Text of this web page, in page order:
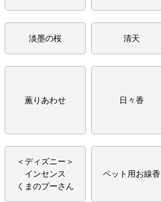
淡墨の桜 清天
薫りあわせ 日々香
＜ディズニー＞
インセンス
くまのプーさん
ペット用お線香